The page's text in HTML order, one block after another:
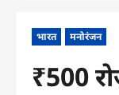
भारत मनोरंजन
₹500